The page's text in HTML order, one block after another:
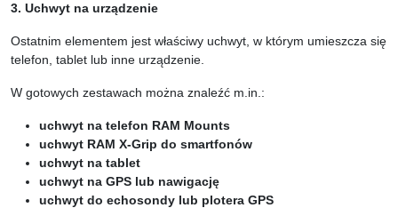
3. Uchwyt na urządzenie
Ostatnim elementem jest właściwy uchwyt, w którym umieszcza się
telefon, tablet lub inne urządzenie.
W gotowych zestawach można znaleźć m.in.:
uchwyt na telefon RAM Mounts
uchwyt RAM X-Grip do smartfonów
uchwyt na tablet
uchwyt na GPS lub nawigację
uchwyt do echosondy lub plotera GPS